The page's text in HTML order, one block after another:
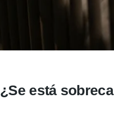
¿Se está